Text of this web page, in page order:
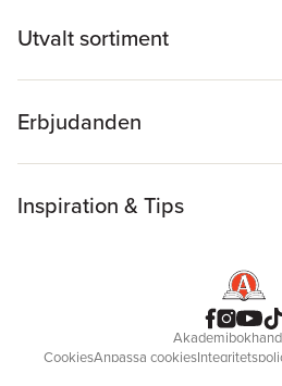
Utvalt sortiment
Erbjudanden
Inspiration & Tips
CookiesAnpassa cookies